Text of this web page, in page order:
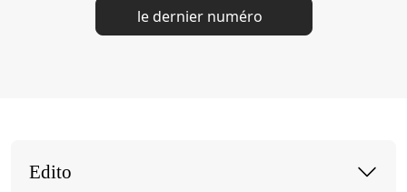
le dernier numéro
Edito